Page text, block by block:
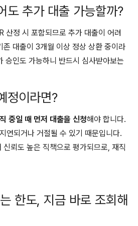
도 추가 대출 가능할까?
산정 시 포함되므로 추가 대출이 어려
존 대출이 3개월 이상 정상 상환 중이라
승인도 가능하니 반드시 심사받아보는
정이라면?
중일 때 먼저 대출을 신청해야 합니다.
연되거나 거절될 수 있기 때문입니다.
뢰도 높은 직책으로 평가되므로, 재직
한도, 지금 바로 조회해